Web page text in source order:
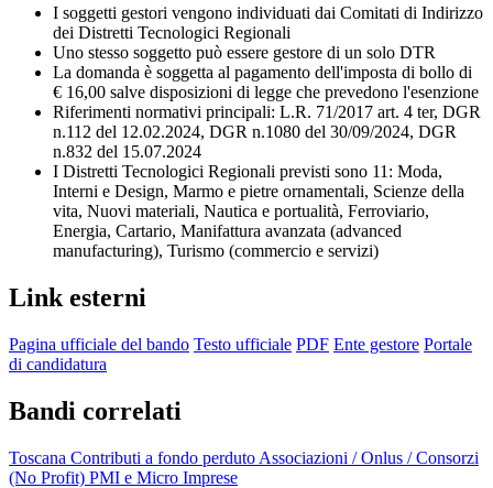
I soggetti gestori vengono individuati dai Comitati di Indirizzo
dei Distretti Tecnologici Regionali
Uno stesso soggetto può essere gestore di un solo DTR
La domanda è soggetta al pagamento dell'imposta di bollo di
€ 16,00 salve disposizioni di legge che prevedono l'esenzione
Riferimenti normativi principali: L.R. 71/2017 art. 4 ter, DGR
n.112 del 12.02.2024, DGR n.1080 del 30/09/2024, DGR
n.832 del 15.07.2024
I Distretti Tecnologici Regionali previsti sono 11: Moda,
Interni e Design, Marmo e pietre ornamentali, Scienze della
vita, Nuovi materiali, Nautica e portualità, Ferroviario,
Energia, Cartario, Manifattura avanzata (advanced
manufacturing), Turismo (commercio e servizi)
Link esterni
Pagina ufficiale del bando Testo ufficiale PDF Ente gestore Portale
di candidatura
Bandi correlati
Toscana Contributi a fondo perduto Associazioni / Onlus / Consorzi
(No Profit) PMI e Micro Imprese